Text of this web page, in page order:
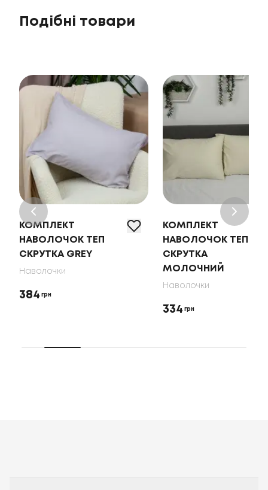
Подібні товари
КОМПЛЕКТ
НАВОЛОЧОК ТЕП
СКРУТКА GREY
Наволочки
384 грн
КОМПЛЕКТ
НАВОЛОЧОК ТЕП
СКРУТКА
МОЛОЧНИЙ
Наволочки
334 грн